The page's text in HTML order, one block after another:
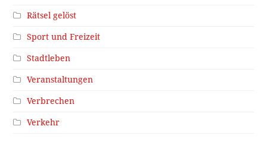
Rätsel gelöst
Sport und Freizeit
Stadtleben
Veranstaltungen
Verbrechen
Verkehr